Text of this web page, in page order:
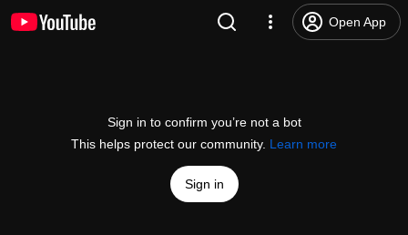
Open App
Sign in to confirm you’re not a bot
This helps protect our community. Learn more
Sign in